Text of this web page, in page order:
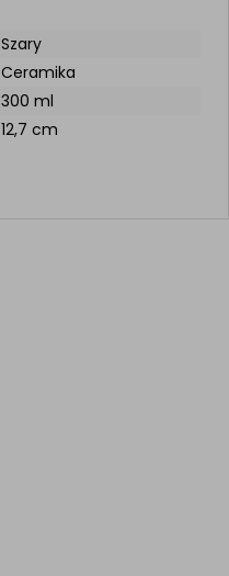
Szary
Ceramika
300 ml
12,7 cm